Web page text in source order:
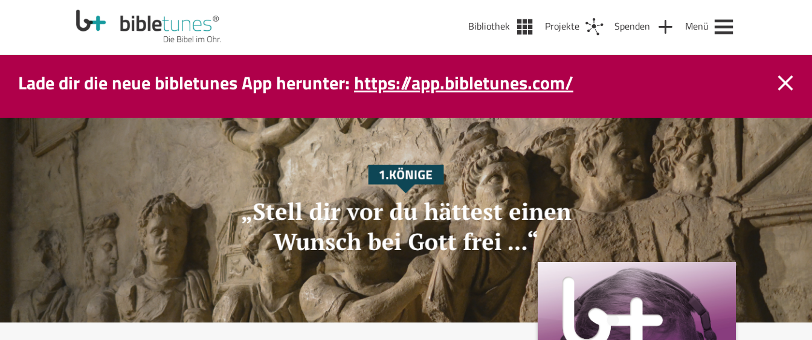
Bibliothek Projekte Spenden Menü
Lade dir die neue bibletunes App herunter: https://app.bibletunes.com/